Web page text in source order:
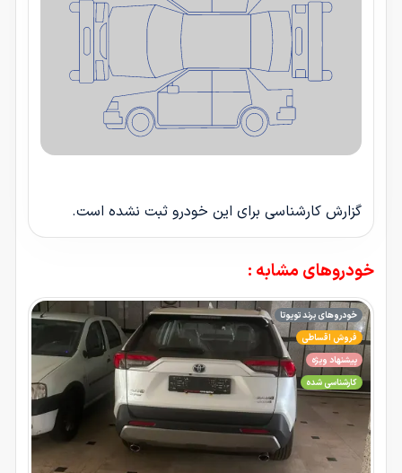
گزارش کارشناسی برای این خودرو ثبت نشده است.
خودروهای مشابه :
خودروهای برند تویوتا
فروش اقساطی
پیشنهاد ویژه
کارشناسی شده